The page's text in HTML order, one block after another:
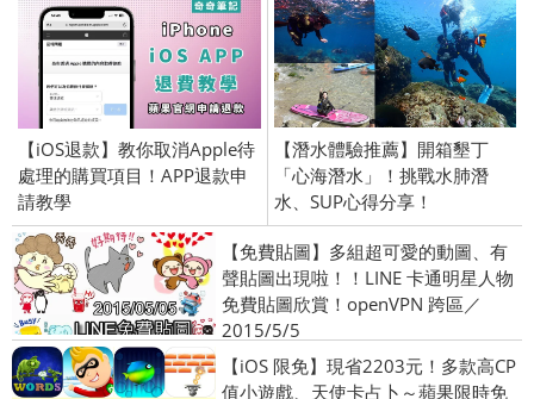
【iOS退款】教你取消Apple待
處理的購買項目！APP退款申
請教學
【潛水體驗推薦】開箱墾丁
「心海潛水」！挑戰水肺潛
水、SUP心得分享！
【免費貼圖】多組超可愛的動圖、有
聲貼圖出現啦！！LINE 卡通明星人物
免費貼圖欣賞！openVPN 跨區／
2015/5/5
【iOS 限免】現省2203元！多款高CP
值小遊戲、天使卡占卜～蘋果限時免